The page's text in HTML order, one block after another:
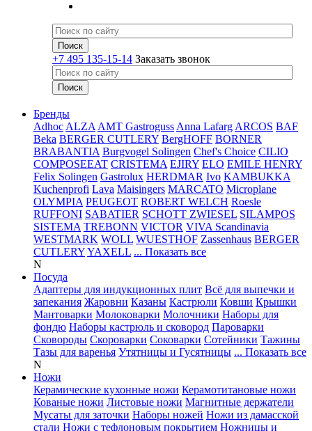
+7 495 135-15-14 Заказать звонок
Бренды
Adhoc ALZA AMT Gastroguss Anna Lafarg ARCOS BAF
Beka BERGER CUTLERY BergHOFF BORNER
BRABANTIA Burgvogel Solingen Chef's Choice CILIO
COMPOSEEAT CRISTEMA EJIRY ELO EMILE HENRY
Felix Solingen Gastrolux HERDMAR Ivo KAMBUKKA
Kuchenprofi Lava Maisingers MARCATO Microplane
OLYMPIA PEUGEOT ROBERT WELCH Roesle
RUFFONI SABATIER SCHOTT ZWIESEL SILAMPOS
SISTEMA TREBONN VICTOR VIVA Scandinavia
WESTMARK WOLL WUESTHOF Zassenhaus BERGER
CUTLERYYAXELL ... Показать все
N
Посуда
Адаптеры для индукционных плит Всё для выпечки и
запекания Жаровни Казаны Кастрюли Ковши Крышки
Мантоварки Молоковарки Молочники Наборы для
фондю Наборы кастрюль и сковород Пароварки
Сковороды Скороварки Соковарки Сотейники Тажины
Тазы для варенья Утятницы и Гусятницы ... Показать все
N
Ножи
Керамические кухонные ножи Керамотитановые ножи
Кованые ножи Листовые ножи Магнитные держатели
Мусаты для заточки Наборы ножей Ножи из дамасской
стали Ножи с тефлоновым покрытием Ножницы и